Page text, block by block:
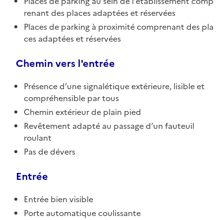
renant des places adaptées et réservées
Places de parking à proximité comprenant des pla
ces adaptées et réservées
Chemin vers l'entrée
Présence d’une signalétique extérieure, lisible et
compréhensible par tous
Chemin extérieur de plain pied
Revêtement adapté au passage d’un fauteuil
roulant
Pas de dévers
Entrée
Entrée bien visible
Porte automatique coulissante